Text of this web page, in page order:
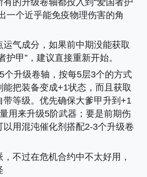
的升级卷轴都投入到“爱国者护
一个近乎能免疫物理伤害的角
气成分，如果前中期没能获取
护甲”，建议直接重新开始。
个升级卷轴，按每5层3个的方式
把装备变成+1状态，而且获取
带等级。优先确保大爹甲升到+1
用来升级5阶武器；要是前期伤
以用混沌催化剂搭配2-3个升级卷
不过在危机合约中不太好用，